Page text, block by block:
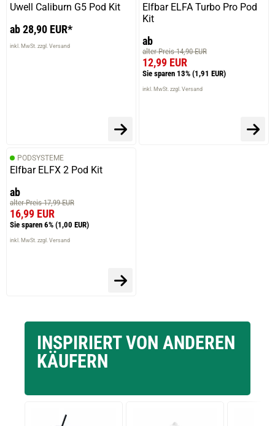
prev
Uwell Caliburn G5 Pod Kit
ab 28,90 EUR*
inkl. MwSt. zzgl. Versand
Elfbar ELFA Turbo Pro Pod
Kit
ab
alter Preis 14,90 EUR
12,99 EUR
Sie sparen 13% (1,91 EUR)
inkl. MwSt. zzgl. Versand
PODSYSTEME
Elfbar ELFX 2 Pod Kit
ab
alter Preis 17,99 EUR
16,99 EUR
Sie sparen 6% (1,00 EUR)
inkl. MwSt. zzgl. Versand
INSPIRIERT VON ANDEREN
KÄUFERN